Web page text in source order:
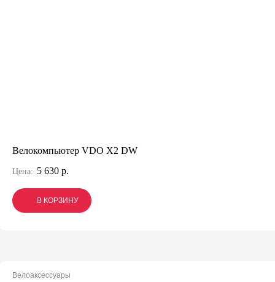
Велокомпьютер VDO X2 DW
Цена: 5 630 р.
В КОРЗИНУ
В КОРЗИНУ
В КОРЗИНУ
Велоаксессуары